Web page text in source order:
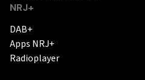
NRJ+
DAB+
Apps NRJ+
Radioplayer